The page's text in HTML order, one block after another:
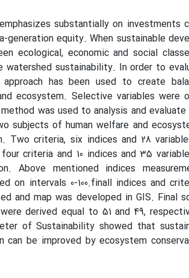
substantially on investments
generation equity. When sustainable
ecological, economic and social
watershed sustainability. In order to
has been used to create
ecosystem. Selective variables were
was used to analysis and
subjects of human welfare and
Two criteria, six indices and 28
criteria and 10 indices and 35
Above mentioned indices
on intervals 0-100.finall indices and
and map was developed in GIS. Final
derived equal to 51 and 49,
of Sustainability showed that
can be improved by ecosystem